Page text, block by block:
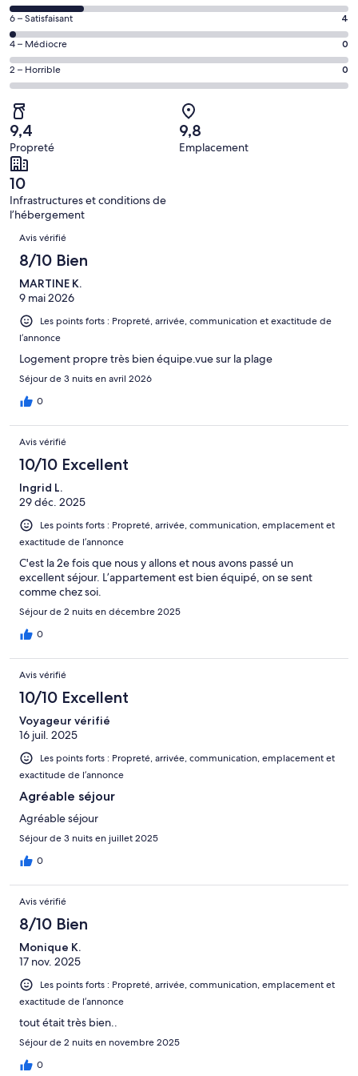
de 10
(Excellent),
d’après 137 avis
sur 181.
des
voyageurs
de 8
(Bien),
d’après 40 avis
Note
des
voyageurs
de 6
(Satisfaisant),
d’après 4 avis
sur 181.
6 – Satisfaisant 4
Note
des
voyageurs
(Médiocre),
d’après 0 avis
sur 181.
4 – Médiocre 0
Note
des
voyageurs
de 2
(Horrible),
d’après 0 avis
sur 181.
2 – Horrible 0
9,4
Propreté
9,8
Emplacement
10
Infrastructures et conditions de
l’hébergement
Avis
Avis vérifié
8/10 Bien
MARTINE K.
9 mai 2026
Les points forts : Propreté, arrivée, communication et exactitude de
l’annonce
Logement propre très bien équipe.vue sur la plage
Séjour de 3 nuits en avril 2026
0
Avis vérifié
10/10 Excellent
Ingrid L.
29 déc. 2025
Les points forts : Propreté, arrivée, communication, emplacement et
exactitude de l’annonce
C'est la 2e fois que nous y allons et nous avons passé un
excellent séjour. L’appartement est bien équipé, on se sent
comme chez soi.
Séjour de 2 nuits en décembre 2025
0
Avis vérifié
10/10 Excellent
Voyageur vérifié
16 juil. 2025
Les points forts : Propreté, arrivée, communication, emplacement et
exactitude de l’annonce
Agréable séjour
Agréable séjour
Séjour de 3 nuits en juillet 2025
0
Avis vérifié
8/10 Bien
Monique K.
17 nov. 2025
Les points forts : Propreté, arrivée, communication, emplacement et
exactitude de l’annonce
tout était très bien..
Séjour de 2 nuits en novembre 2025
0